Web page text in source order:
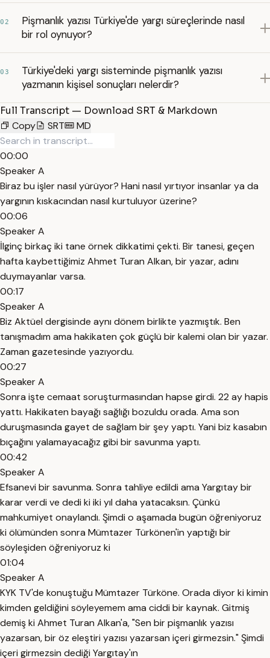
02
Pişmanlık yazısı Türkiye'de yargı süreçlerinde nasıl
bir rol oynuyor?
03
Türkiye'deki yargı sisteminde pişmanlık yazısı
yazmanın kişisel sonuçları nelerdir?
Full Transcript — Download SRT & Markdown
Copy
SRT MD
00:00
Speaker A
Biraz bu işler nasıl yürüyor? Hani nasıl yırtıyor insanlar ya da
yargının kıskacından nasıl kurtuluyor üzerine?
00:06
Speaker A
İlginç birkaç iki tane örnek dikkatimi çekti. Bir tanesi, geçen
hafta kaybettiğimiz Ahmet Turan Alkan, bir yazar, adını
duymayanlar varsa.
00:17
Speaker A
Biz Aktüel dergisinde aynı dönem birlikte yazmıştık. Ben
tanışmadım ama hakikaten çok güçlü bir kalemi olan bir yazar.
Zaman gazetesinde yazıyordu.
00:27
Speaker A
Sonra işte cemaat soruşturmasından hapse girdi. 22 ay hapis
yattı. Hakikaten bayağı sağlığı bozuldu orada. Ama son
duruşmasında gayet de sağlam bir şey yaptı. Yani biz kasabın
bıçağını yalamayacağız gibi bir savunma yaptı.
00:42
Speaker A
Efsanevi bir savunma. Sonra tahliye edildi ama Yargıtay bir
karar verdi ve dedi ki iki yıl daha yatacaksın. Çünkü
mahkumiyet onaylandı. Şimdi o aşamada bugün öğreniyoruz
ki ölümünden sonra Mümtazer Türkönen'in yaptığı bir
söyleşiden öğreniyoruz ki
01:04
Speaker A
KYK TV'de konuştuğu Mümtazer Türköne. Orada diyor ki kimin
kimden geldiğini söyleyemem ama ciddi bir kaynak. Gitmiş
demiş ki Ahmet Turan Alkan'a, "Sen bir pişmanlık yazısı
yazarsan, bir öz eleştiri yazısı yazarsan içeri girmezsin." Şimdi
içeri girmezsin dediği Yargıtay'ın